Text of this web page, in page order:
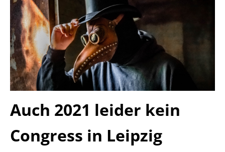
Auch 2021 leider kein
Congress in Leipzig